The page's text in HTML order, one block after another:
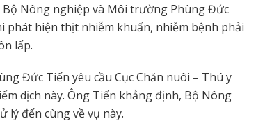
Nông nghiệp và Môi trường Phùng Đức
phát hiện thịt nhiễm khuẩn, nhiễm bệnh phải
lấp.
Đức Tiến yêu cầu Cục Chăn nuôi – Thú y
dịch này. Ông Tiến khẳng định, Bộ Nông
lý đến cùng về vụ này.